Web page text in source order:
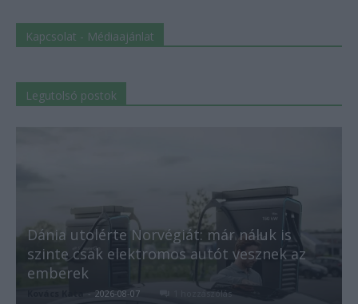
Kapcsolat - Médiaajánlat
Legutolsó postok
Dánia utolérte Norvégiát: már náluk is
szinte csak elektromos autót vesznek az
emberek
- 2026-08-07 1 hozzászólás